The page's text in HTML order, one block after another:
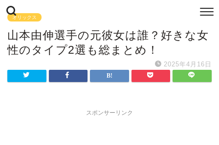
オリックス
山本由伸選手の元彼女は誰？好きな女
性のタイプ2選も総まとめ！
2025年4月16日
スポンサーリンク